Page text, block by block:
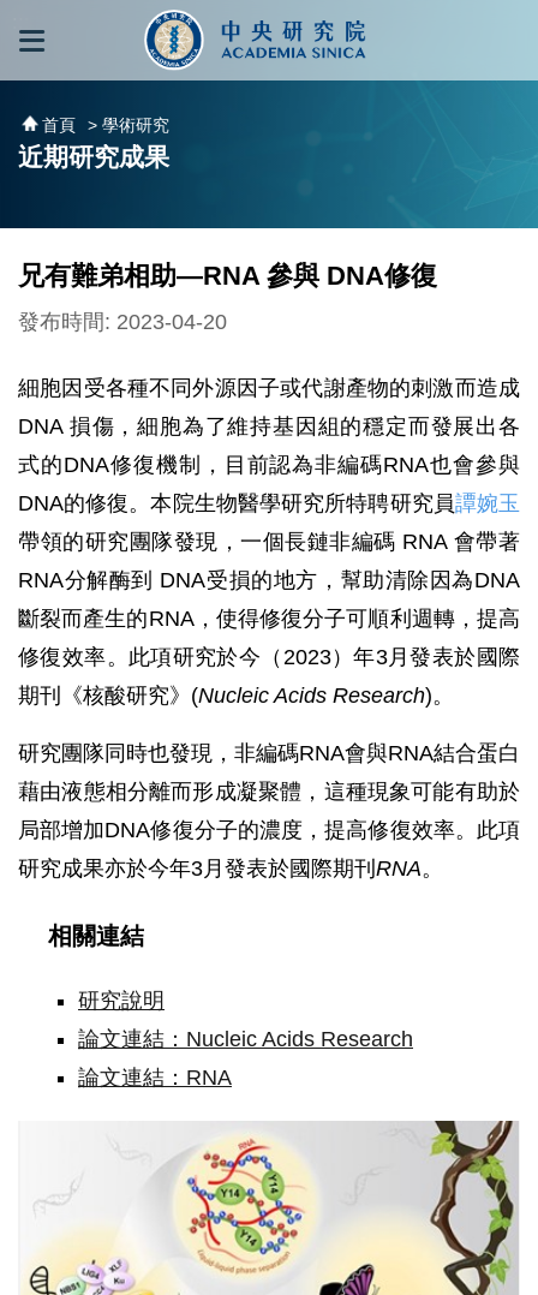
跳到主要內容區塊
首頁 > 學術研究
近期研究成果
兄有難弟相助—RNA 參與 DNA修復
發布時間: 2023-04-20
細胞因受各種不同外源因子或代謝產物的刺激而造成
DNA 損傷，細胞為了維持基因組的穩定而發展出各
式的DNA修復機制，目前認為非編碼RNA也會參與
DNA的修復。本院生物醫學研究所特聘研究員譚婉玉
帶領的研究團隊發現，一個長鏈非編碼 RNA 會帶著
RNA分解酶到 DNA受損的地方，幫助清除因為DNA
斷裂而產生的RNA，使得修復分子可順利週轉，提高
修復效率。此項研究於今（2023）年3月發表於國際
期刊《核酸研究》(Nucleic Acids Research)。
研究團隊同時也發現，非編碼RNA會與RNA結合蛋白
藉由液態相分離而形成凝聚體，這種現象可能有助於
局部增加DNA修復分子的濃度，提高修復效率。此項
研究成果亦於今年3月發表於國際期刊 RNA。
相關連結
研究說明
論文連結：Nucleic Acids Research
論文連結：RNA
弟
相
RNA